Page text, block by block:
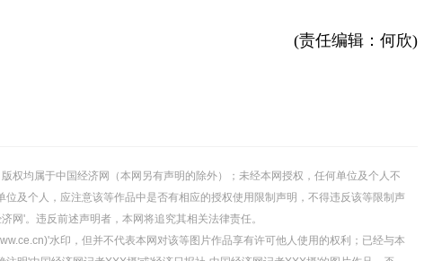
(责任编辑：何欣)
权均属于中国经济网（本网另有声明的除外）；未经本网授权，任何单位及个人不
及个人，应注意该等作品中是否有相应的授权使用限制声明，不得违反该等限制声
网'。违反前述声明者，本网将追究其相关法律责任。
水印，但并不代表本网对该等图片作品享有许可他人使用的权利；已经与本